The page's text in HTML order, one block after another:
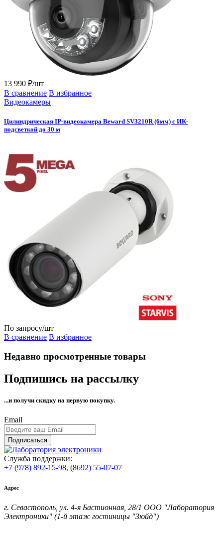
13 990 ₽/шт
В сравнение В избранное
Видеокамеры
Цилиндрическая IP-видеокамера Beward SV3210R (6мм) c ИК-
подсветкой до 30 м
По запросу/шт
В сравнение В избранное
Недавно просмотренные товары
Подпишись на рассылку
...и получи скидку на первую покупку.
Email
Подписаться
Служба поддержки:
+7 (978) 892-15-98, (8692) 55-07-07
Адрес
г. Севастополь, ул. 4-я Бастионная, 28/1 ООО "Лаборатория
Электроники" (1-й этаж гостиницы "Зюйд")